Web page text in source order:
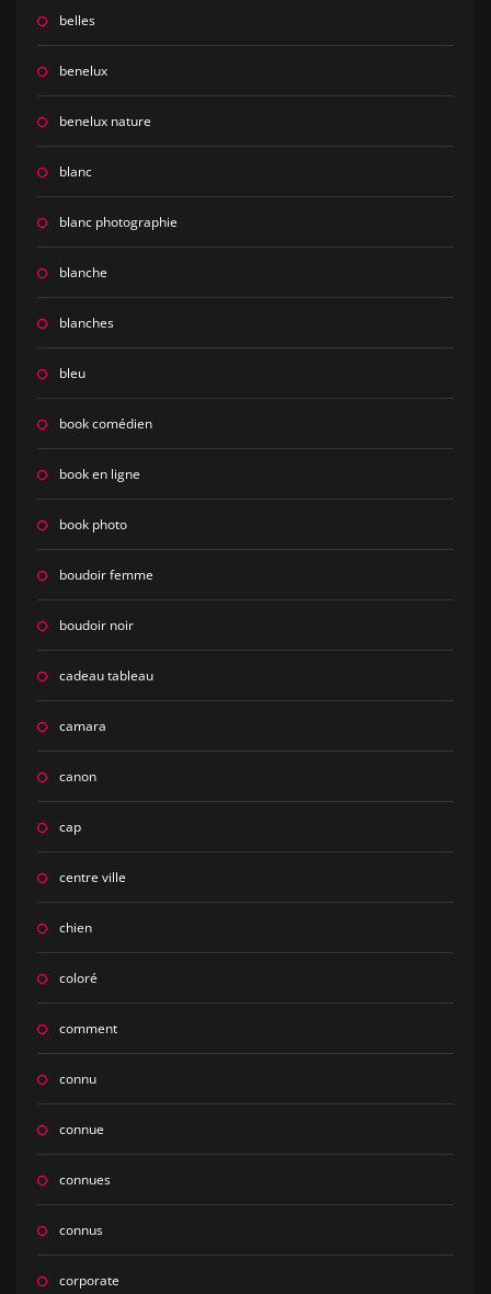
belles
benelux
benelux nature
blanc
blanc photographie
blanche
blanches
bleu
book comédien
book en ligne
book photo
boudoir femme
boudoir noir
cadeau tableau
camara
canon
cap
centre ville
chien
coloré
comment
connu
connue
connues
connus
corporate